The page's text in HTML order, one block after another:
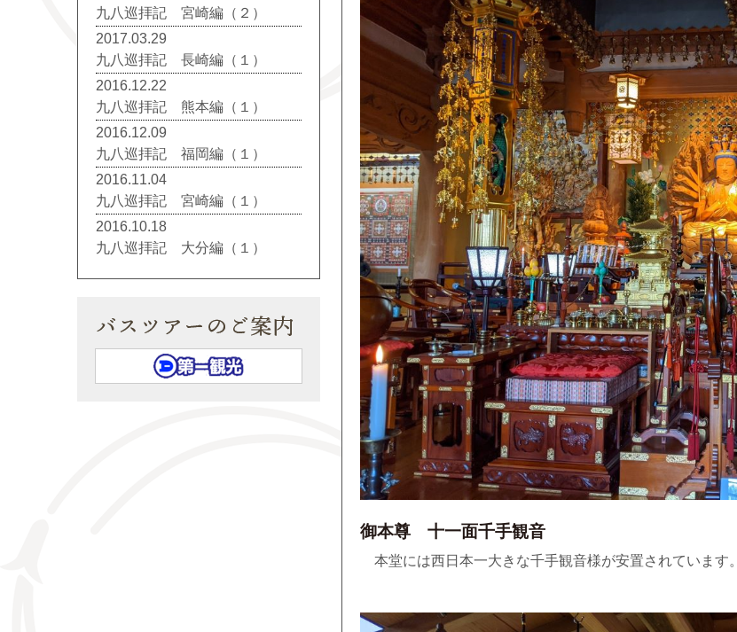
九八巡拝記 宮崎編（２）
2017.03.29
九八巡拝記 長崎編（１）
2016.12.22
九八巡拝記 熊本編（１）
2016.12.09
九八巡拝記 福岡編（１）
2016.11.04
九八巡拝記 宮崎編（１）
2016.10.18
九八巡拝記 大分編（１）
御本尊 十一面千手観音
本堂には西日本一大きな千手観音様が安置されています。